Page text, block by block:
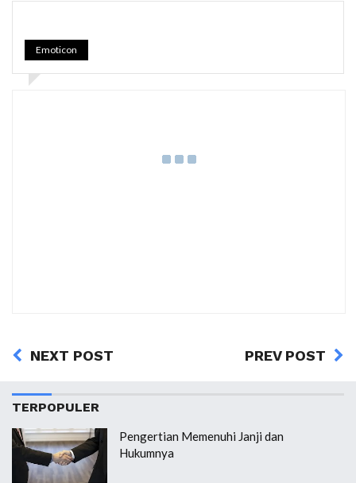
Emoticon
NEXT POST PREV POST
TERPOPULER
Pengertian Memenuhi Janji dan
Hukumnya